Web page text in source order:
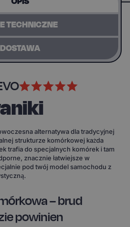
TECHNICZNE
DOSTAWA
alternatywa dla tradycyjnej
strukturze komórkowej każda
trafia do specjalnych komórek i tam
znacznie łatwiejsze w
pod twój model samochodu z
– brud
powinien